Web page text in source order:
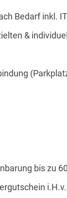
Bedarf inkl.
&
bis zu